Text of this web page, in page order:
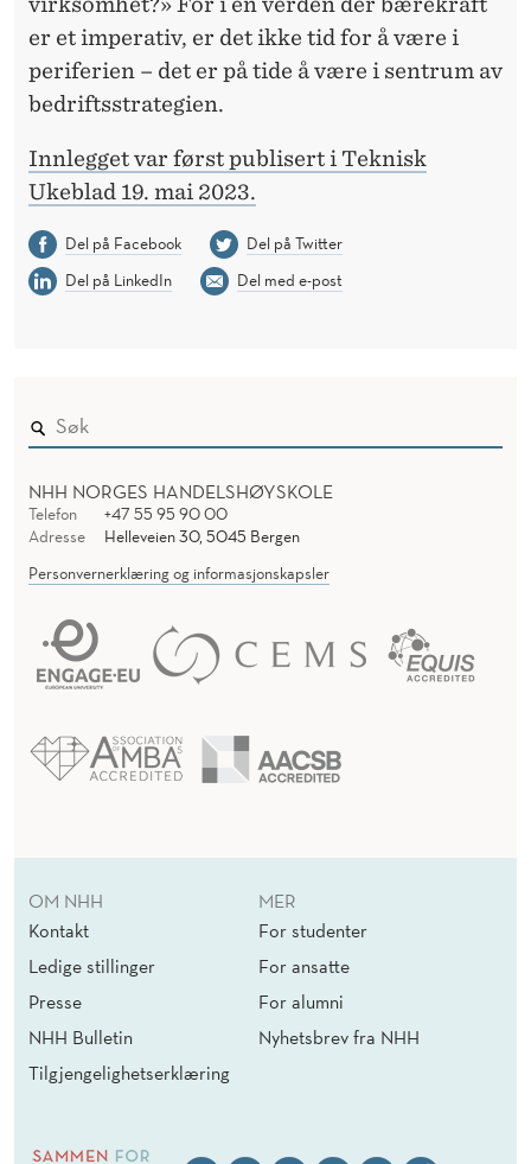
er et imperativ, er det ikke tid for å være i
periferien – det er på tide å være i sentrum av
bedriftsstrategien.
Innlegget var først publisert i Teknisk
Ukeblad 19. mai 2023.
Del på Facebook
Del på Twitter
Del på LinkedIn
Del med e-post
NHH NORGES HANDELSHØYSKOLE
Telefon
+47 55 95 90 00
Adresse
Helleveien 30, 5045 Bergen
Personvernerklæring og informasjonskapsler
OM NHH
Kontakt
Ledige stillinger
Presse
NHH Bulletin
Tilgjengelighetserklæring
MER
For studenter
For ansatte
For alumni
Nyhetsbrev fra NHH